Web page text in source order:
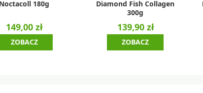
Noctacoll 180g
149,00 zł
ZOBACZ
Diamond Fish Collagen
300g
139,90 zł
ZOBACZ